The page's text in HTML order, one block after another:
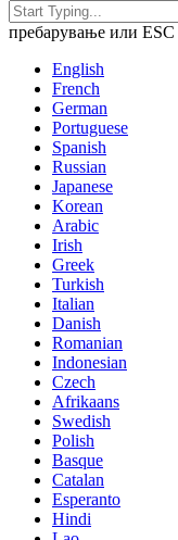
пребарување или ESC
English
French
German
Portuguese
Spanish
Russian
Japanese
Korean
Arabic
Irish
Greek
Turkish
Italian
Danish
Romanian
Indonesian
Czech
Afrikaans
Swedish
Polish
Basque
Catalan
Esperanto
Hindi